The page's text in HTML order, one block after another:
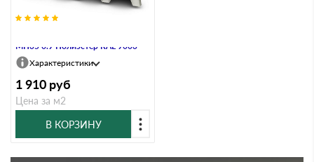
МП35 0.9 Полиэстер RAL 9003
Характеристики
1 910 руб
Цена за м2
В КОРЗИНУ